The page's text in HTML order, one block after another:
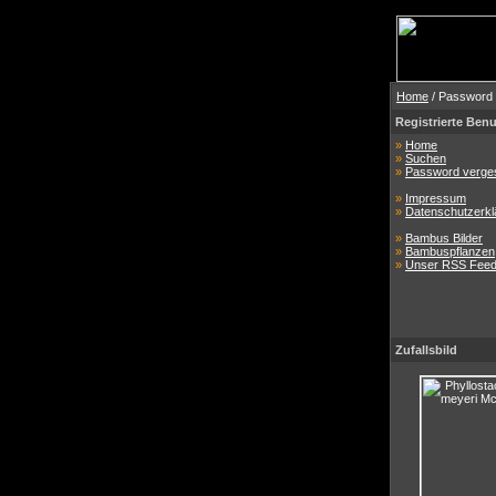
Home /
Registrierte
» Home
» Suchen
» Password
» Impressum
»
» Bambus Bilder
» Bambuspflanzen
» Unser RSS Feed
Zufallsbild